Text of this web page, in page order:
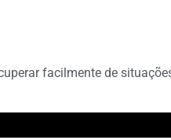
facilmente de